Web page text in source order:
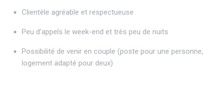
Clientèle agréable et respectueuse
Peu d’appels le week-end et très peu de nuits
Possibilité de venir en couple (poste pour une personne,
logement adapté pour deux)